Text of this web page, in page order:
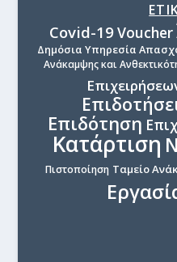
Covid-19Voucher
Δημόσια Υπηρεσία
Ανάκαμψης και
Επιδότηση
Κατάρτιση
Πιστοποίηση Ταμείο